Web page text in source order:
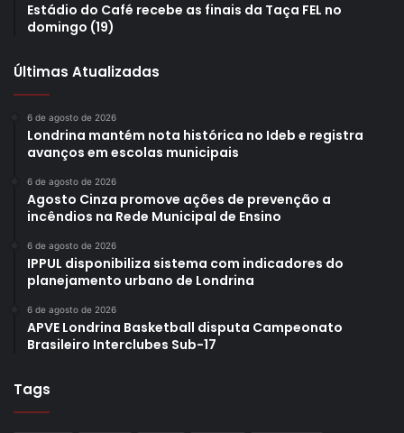
Estádio do Café recebe as finais da Taça FEL no
domingo (19)
Últimas Atualizadas
6 de agosto de 2026
Londrina mantém nota histórica no Ideb e registra
avanços em escolas municipais
6 de agosto de 2026
Agosto Cinza promove ações de prevenção a
incêndios na Rede Municipal de Ensino
6 de agosto de 2026
IPPUL disponibiliza sistema com indicadores do
planejamento urbano de Londrina
6 de agosto de 2026
APVE Londrina Basketball disputa Campeonato
Brasileiro Interclubes Sub-17
Tags